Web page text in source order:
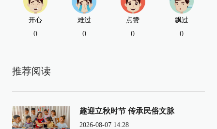
开心
0
难过
0
点赞
0
飘过
0
推荐阅读
趣迎立秋时节 传承民俗文脉
2026-08-07 14:28